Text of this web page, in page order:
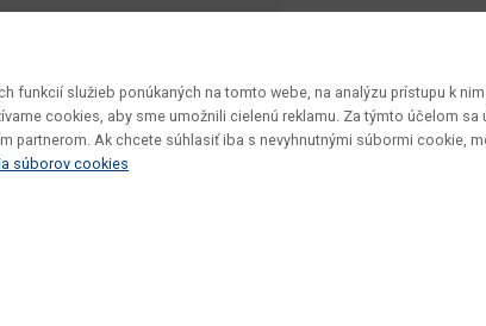
funkcií služieb ponúkaných na tomto webe, na analýzu prístupu k nim
cookies, aby sme umožnili cielenú reklamu. Za týmto účelom sa
partnerom. Ak chcete súhlasiť iba s nevyhnutnými súbormi cookie,
súborov cookies